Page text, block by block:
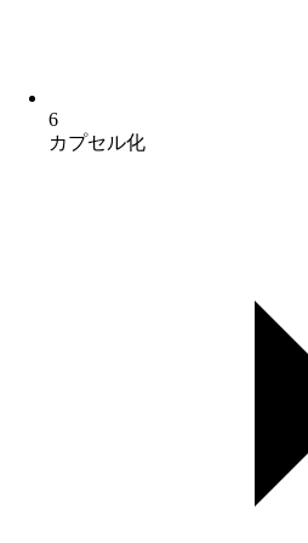
6
カプセル化